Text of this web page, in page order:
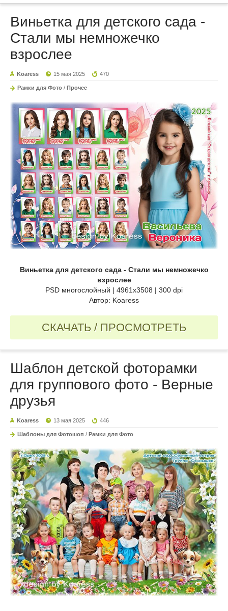
Виньетка для детского сада -
Стали мы немножечко
взрослее
Koaress 15 мая 2025 470
Рамки для Фото / Прочее
Виньетка для детского сада - Стали мы немножечко
взрослее
PSD многослойный | 4961x3508 | 300 dpi
Автор: Koaress
СКАЧАТЬ / ПРОСМОТРЕТЬ
Шаблон детской фоторамки
для группового фото - Верные
друзья
Koaress 13 мая 2025 446
Шаблоны для Фотошоп / Рамки для Фото